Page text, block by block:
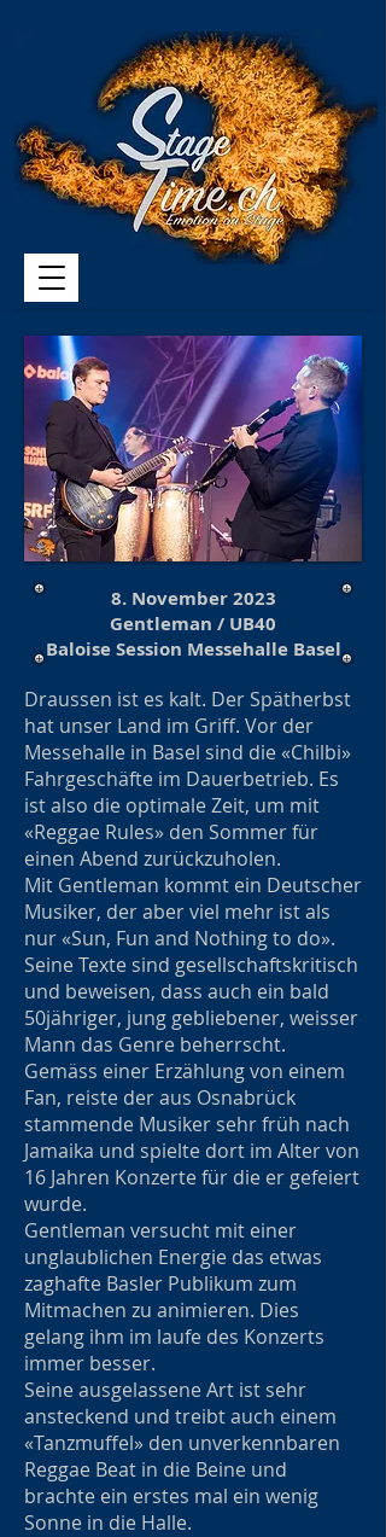
8. November 2023
Gentleman / UB40
Baloise Session Messehalle Basel
Draussen ist es kalt. Der Spätherbst
hat unser Land im Griff. Vor der
Messehalle in Basel sind die «Chilbi»
Fahrgeschäfte im Dauerbetrieb. Es
ist also die optimale Zeit, um mit
«Reggae Rules» den Sommer für
einen Abend zurückzuholen.
Mit Gentleman kommt ein Deutscher
Musiker, der aber viel mehr ist als
nur «Sun, Fun and Nothing to do».
Seine Texte sind gesellschaftskritisch
und beweisen, dass auch ein bald
50jähriger, jung gebliebener, weisser
Mann das Genre beherrscht.
Gemäss einer Erzählung von einem
Fan, reiste der aus Osnabrück
stammende Musiker sehr früh nach
Jamaika und spielte dort im Alter von
16 Jahren Konzerte für die er gefeiert
wurde.
Gentleman versucht mit einer
unglaublichen Energie das etwas
zaghafte Basler Publikum zum
Mitmachen zu animieren. Dies
gelang ihm im laufe des Konzerts
immer besser.
Seine ausgelassene Art ist sehr
ansteckend und treibt auch einem
«Tanzmuffel» den unverkennbaren
Reggae Beat in die Beine und
brachte ein erstes mal ein wenig
Sonne in die Halle.